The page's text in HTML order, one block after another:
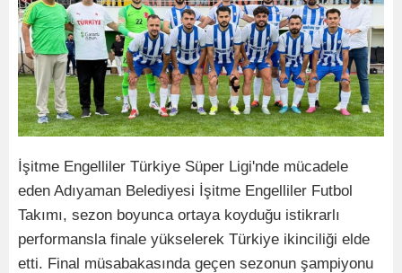
İşitme Engelliler Türkiye Süper Ligi'nde mücadele
eden Adıyaman Belediyesi İşitme Engelliler Futbol
Takımı, sezon boyunca ortaya koyduğu istikrarlı
performansla finale yükselerek Türkiye ikinciliği elde
etti. Final müsabakasında geçen sezonun şampiyonu